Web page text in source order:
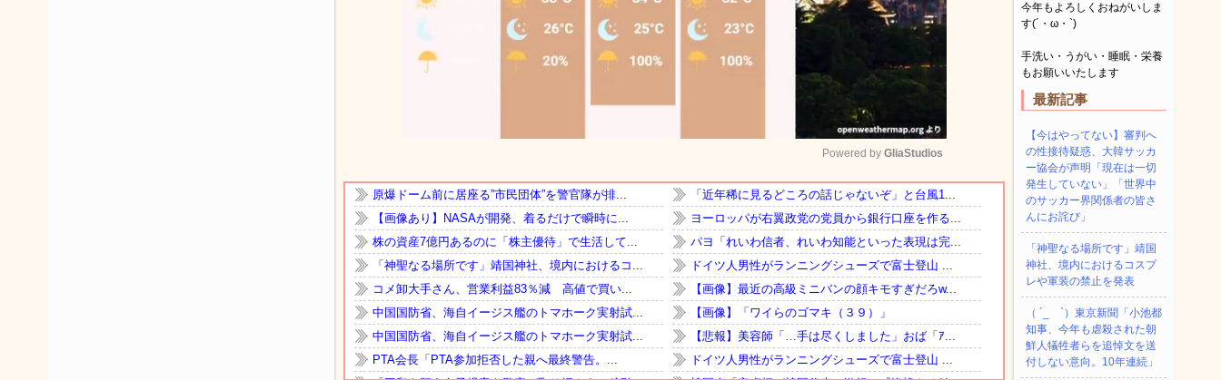
Mute
Powered by GliaStudios
今年もよろしくおねがいしま
す(´・ω・`)
手洗い・うがい・睡眠・栄養
もお願いいたします
最新記事
【今はやってない】審判へ
の性接待疑惑、大韓サッカ
ー協会が声明「現在は一切
発生していない」「世界中
のサッカー界関係者の皆さ
んにお詫び」
「神聖なる場所です」靖国
神社、境内におけるコスプ
レや軍装の禁止を発表
（ ´_ゝ`）東京新聞「小池都
知事、今年も虐殺された朝
鮮人犠牲者らを追悼文を送
付しない意向。10年連続」